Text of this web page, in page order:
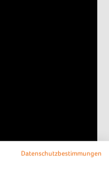
Datenschutzbestimmungen